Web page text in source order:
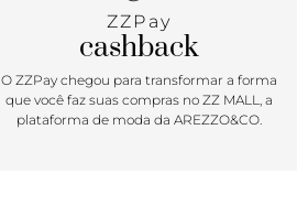
ZZPay
cashback
O ZZPay chegou para transformar a forma
que você faz suas compras no ZZ MALL, a
plataforma de moda da AREZZO&CO.